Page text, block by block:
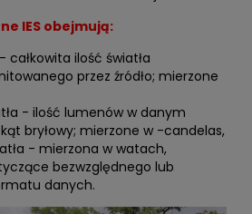
IES obejmują:
całkowita ilość światła
przez źródło; mierzone
- ilość lumenów w danym
bryłowy; mierzone w -candelas,
- mierzona w watach,
bezwzględnego lub
danych.